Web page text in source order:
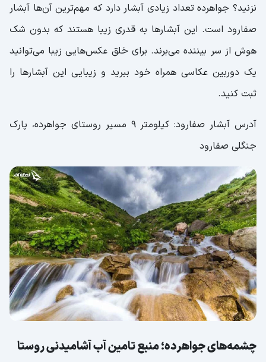
نزنید؟ جواهرده تعداد زیادی آبشار دارد که مهم‌ترین آن‌ها آبشار
صفارود است. این آبشارها به قدری زیبا هستند که بدون شک
هوش از سر بیننده می‌برند. برای خلق عکس‌هایی زیبا می‌توانید
یک دوربین عکاسی همراه خود ببرید و زیبایی این آبشارها را
ثبت کنید.
آدرس آبشار صفارود: کیلومتر 9 مسیر روستای جواهرده، پارک
جنگلی صفارود
چشمه‌های جواهرده؛ منبع تامین آب آشامیدنی روستا